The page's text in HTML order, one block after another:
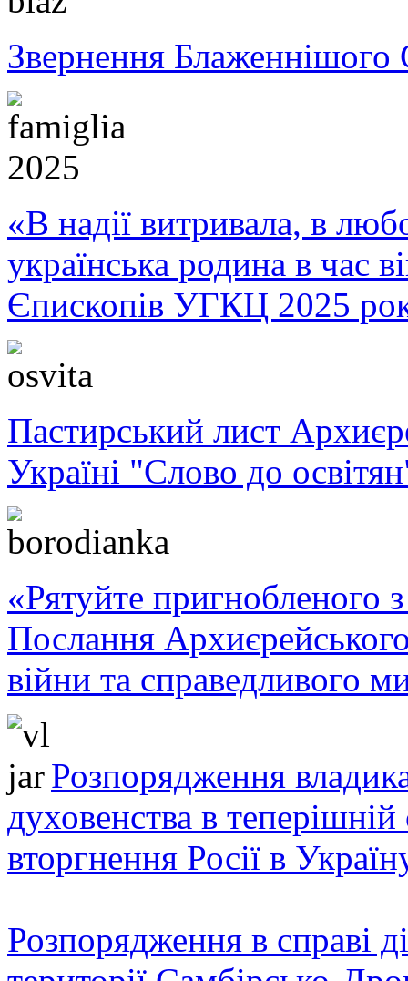
Звернення Блаженнішого
«В надії витривала, в
українська родина в час
Єпископів УГКЦ 2025
Пастирський лист
Україні "Слово до
«Рятуйте пригнобленого
Послання
війни та справедливого
Розпорядження
духовенства в теперішній
вторгнення Росії в
Розпорядження в справі